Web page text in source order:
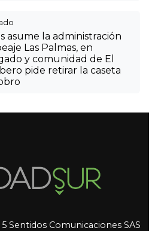
asume la administración
Las Palmas, en
y comunidad de El
pide retirar la caseta
Sentidos Comunicaciones SAS